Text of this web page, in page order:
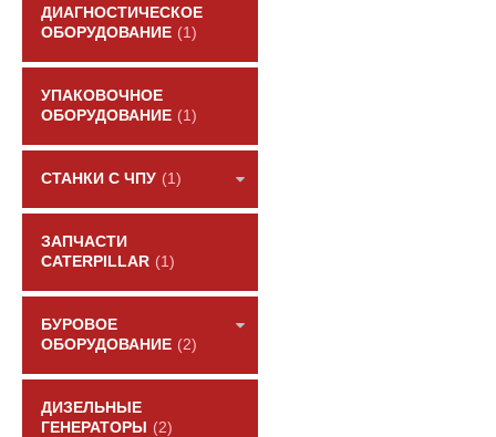
ДИАГНОСТИЧЕСКОЕ
ОБОРУДОВАНИЕ (1)
УПАКОВОЧНОЕ
ОБОРУДОВАНИЕ (1)
СТАНКИ С ЧПУ (1)
ЗАПЧАСТИ
CATERPILLAR (1)
БУРОВОЕ
ОБОРУДОВАНИЕ (2)
ДИЗЕЛЬНЫЕ
ГЕНЕРАТОРЫ
(2)